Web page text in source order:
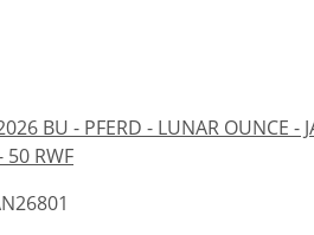
BU - PFERD - LUNAR OUNCE -
RWF